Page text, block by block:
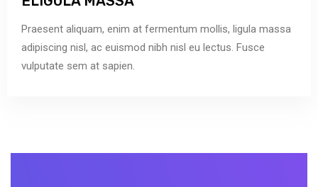
Praesent aliquam, enim at fermentum mollis, ligula massa
adipiscing nisl, ac euismod nibh nisl eu lectus. Fusce
vulputate sem at sapien.